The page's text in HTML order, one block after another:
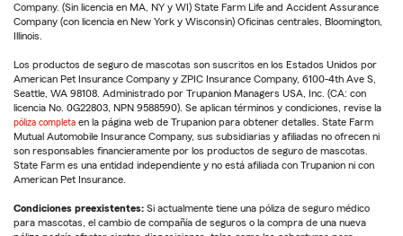
Company. (Sin licencia en MA, NY y WI) State Farm Life and Accident Assurance
Company (con licencia en New York y Wisconsin) Oficinas centrales, Bloomington,
Illinois.
Los productos de seguro de mascotas son suscritos en los Estados Unidos por
American Pet Insurance Company y ZPIC Insurance Company, 6100-4th Ave S,
Seattle, WA 98108. Administrado por Trupanion Managers USA, Inc. (CA: con
licencia No. 0G22803, NPN 9588590). Se aplican términos y condiciones, revise la
póliza completa en la página web de Trupanion para obtener detalles. State Farm
Mutual Automobile Insurance Company, sus subsidiarias y afiliadas no ofrecen ni
son responsables financieramente por los productos de seguro de mascotas.
State Farm es una entidad independiente y no está afiliada con Trupanion ni con
American Pet Insurance.
Condiciones preexistentes: Si actualmente tiene una póliza de seguro médico
para mascotas, el cambio de compañía de seguros o la compra de una nueva